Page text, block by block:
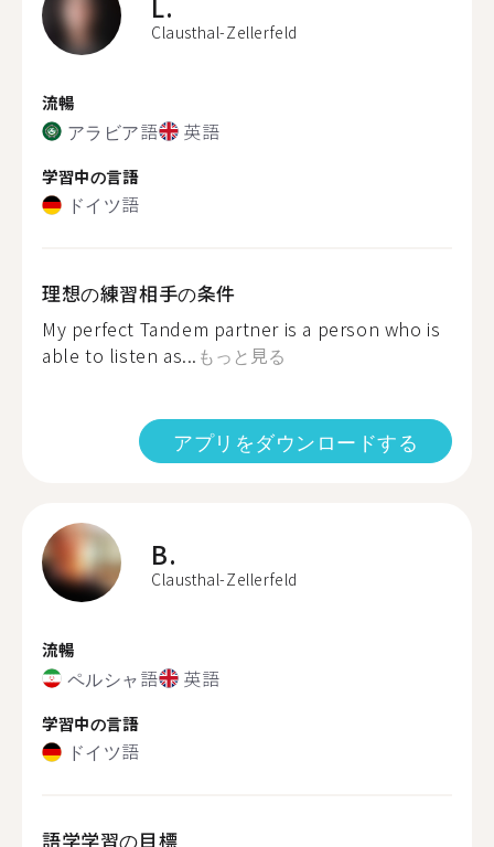
Clausthal-Zellerfeld
流暢
アラビア語 英語
学習中の言語
ドイツ語
理想の練習相手の条件
My perfect Tandem partner is a person who is
able to listen as... もっと見る
アプリをダウンロードする
B.
Clausthal-Zellerfeld
流暢
ペルシャ語 英語
学習中の言語
ドイツ語
語学学習の目標